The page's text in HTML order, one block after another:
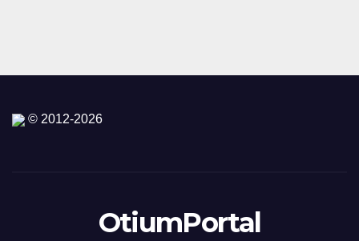
© 2012-2026
OtiumPortal